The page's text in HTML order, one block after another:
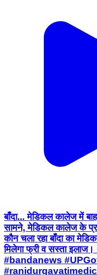
बाँदा... मेडिकल कालेज में
सामने, मेडिकल कालेज के
कौन चला रहा बाँदा का
मिलेगा फ्री व सस्ता
#bandanews